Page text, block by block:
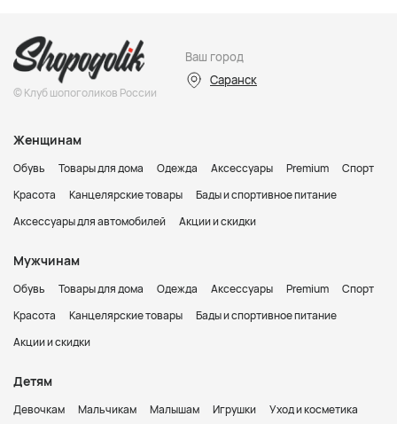
© Клуб шопоголиков России
Ваш город
Саранск
Женщинам
Обувь Товары для дома Одежда Аксессуары Premium
Спорт
Красота
Канцелярские товары
Бады и спортивное питание
Аксессуары для автомобилей
Акции и скидки
Мужчинам
Обувь Товары для дома Одежда Аксессуары Premium
Спорт
Красота
Канцелярские товары
Бады и спортивное питание
Акции и скидки
Детям
Девочкам Мальчикам Малышам Игрушки
Уход и косметика